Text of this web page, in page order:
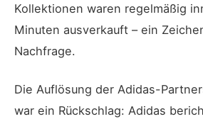
Kollektionen waren regelmäßig
Minuten ausverkauft – ein
Nachfrage.
Die Auflösung der Adidas-
war ein Rückschlag: Adidas